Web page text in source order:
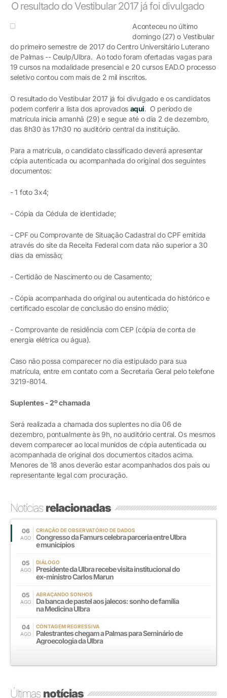
O resultado do Vestibular 2017 já foi divulgado
Aconteceu no último
domingo (27) o Vestibular
do primeiro semestre de 2017 do Centro Universitário Luterano
de Palmas -- Ceulp/Ulbra. Ao todo foram ofertadas vagas para
19 cursos na modalidade presencial e 20 cursos EAD.O processo
seletivo contou com mais de 2 mil inscritos.
O resultado do Vestibular 2017 já foi divulgado e os candidatos
podem conferir a lista dos aprovados aqui. O período de
matrícula inicia amanhã (29) e segue até o dia 2 de dezembro,
das 8h30 às 17h30 no auditório central da instituição.
Para a matrícula, o candidato classificado deverá apresentar
cópia autenticada ou acompanhada do original dos seguintes
documentos:
- 1 foto 3x4;
- Cópia da Cédula de identidade;
- CPF ou Comprovante de Situação Cadastral do CPF emitida
através do site da Receita Federal com data não superior a 30
dias da emissão;
- Certidão de Nascimento ou de Casamento;
- Cópia acompanhada do original ou autenticada do histórico e
certificado escolar de conclusão do ensino médio;
- Comprovante de residência com CEP (cópia de conta de
energia elétrica ou água).
Caso não possa comparecer no dia estipulado para sua
matrícula, entre em contato com a Secretaria Geral pelo telefone
3219-8014.
Suplentes - 2º chamada
Será realizada a chamada dos suplentes no dia 06 de
dezembro, pontualmente às 9h, no auditório central. Os mesmos
devem comparecer ao local munidos de cópia autenticada ou
acompanhada de original dos documentos citados acima.
Menores de 18 anos deverão estar acompanhados dos pais ou
representante legal com procuração.
Notíciasrelacionadas
06
AGO
CRIAÇÃO DE OBSERVATÓRIO DE DADOS
Congresso da Famurs celebra parceria entre Ulbra
e municípios
05
AGO
DIÁLOGO
Presidente da Ulbra recebe visita institucional do
ex-ministro Carlos Marun
05
AGO
ABRAÇANDO SONHOS
Da banca de pastel aos jalecos: sonho de família
na Medicina Ulbra
04
AGO
CONTAGEM REGRESSIVA
Palestrantes chegam a Palmas para Seminário de
Agroecologia da Ulbra
Últimasnotícias